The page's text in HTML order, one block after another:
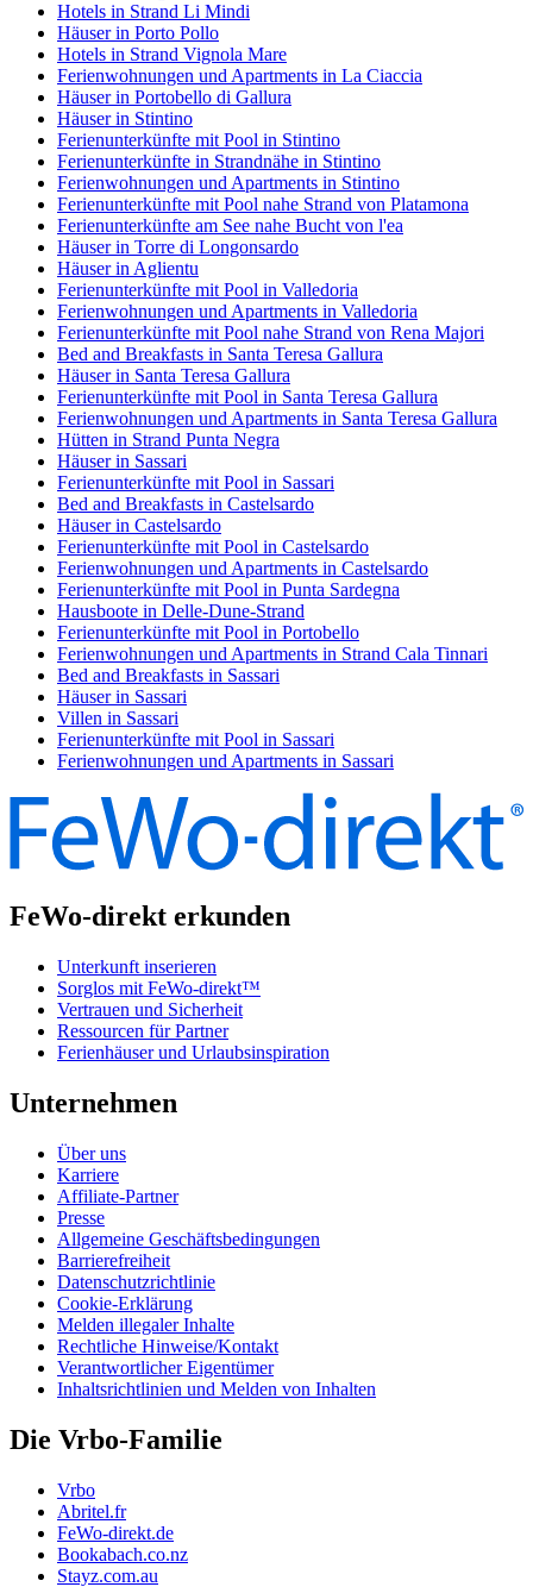
Hotels in Strand Li Mindi
Häuser in Porto Pollo
Hotels in Strand Vignola Mare
Ferienwohnungen und Apartments in La Ciaccia
Häuser in Portobello di Gallura
Häuser in Stintino
Ferienunterkünfte mit Pool in Stintino
Ferienunterkünfte in Strandnähe in Stintino
Ferienwohnungen und Apartments in Stintino
Ferienunterkünfte mit Pool nahe Strand von Platamona
Ferienunterkünfte am See nahe Bucht von l'ea
Häuser in Torre di Longonsardo
Häuser in Aglientu
Ferienunterkünfte mit Pool in Valledoria
Ferienwohnungen und Apartments in Valledoria
Ferienunterkünfte mit Pool nahe Strand von Rena Majori
Bed and Breakfasts in Santa Teresa Gallura
Häuser in Santa Teresa Gallura
Ferienunterkünfte mit Pool in Santa Teresa Gallura
Ferienwohnungen und Apartments in Santa Teresa Gallura
Hütten in Strand Punta Negra
Häuser in Sassari
Ferienunterkünfte mit Pool in Sassari
Bed and Breakfasts in Castelsardo
Häuser in Castelsardo
Ferienunterkünfte mit Pool in Castelsardo
Ferienwohnungen und Apartments in Castelsardo
Ferienunterkünfte mit Pool in Punta Sardegna
Hausboote in Delle-Dune-Strand
Ferienunterkünfte mit Pool in Portobello
Ferienwohnungen und Apartments in Strand Cala Tinnari
Bed and Breakfasts in Sassari
Häuser in Sassari
Villen in Sassari
Ferienunterkünfte mit Pool in Sassari
Ferienwohnungen und Apartments in Sassari
FeWo-direkt erkunden
Unterkunft inserieren
Sorglos mit FeWo-direkt™
Vertrauen und Sicherheit
Ressourcen für Partner
Ferienhäuser und Urlaubsinspiration
Unternehmen
Über uns
Karriere
Affiliate-Partner
Presse
Allgemeine Geschäftsbedingungen
Barrierefreiheit
Datenschutzrichtlinie
Cookie-Erklärung
Melden illegaler Inhalte
Rechtliche Hinweise/Kontakt
Verantwortlicher Eigentümer
Inhaltsrichtlinien und Melden von Inhalten
Die Vrbo-Familie
Vrbo
Abritel.fr
FeWo-direkt.de
Bookabach.co.nz
Stayz.com.au